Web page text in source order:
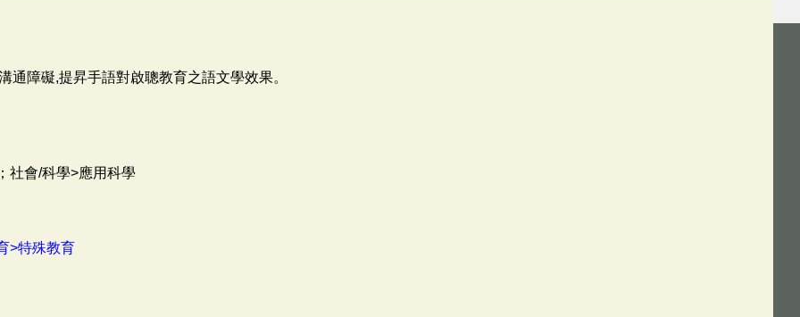
通障礙,提昇手語對啟聰教育之語文學效果。
社會/科學>應用科學
>特殊教育